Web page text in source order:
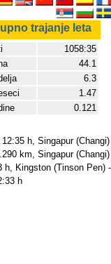
have you been in the air?
FlightMemory and see!
trajanje leta
1058:35
44.1
6.3
1.47
0.121
h, Singapur
km, Singapur
h, Kingston (Tinson Pen)
h